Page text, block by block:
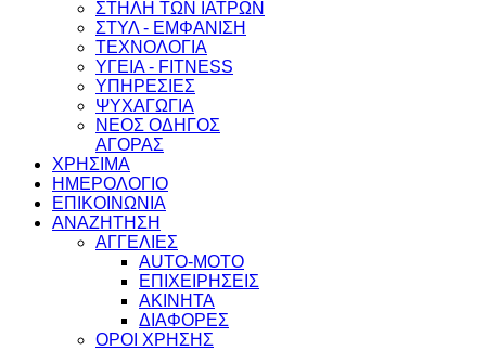
ΣΤΗΛΗ ΤΩΝ ΙΑΤΡΩΝ
ΣΤΥΛ - ΕΜΦΑΝΙΣΗ
ΤΕΧΝΟΛΟΓΙΑ
ΥΓΕΙΑ - FITNESS
ΥΠΗΡΕΣΙΕΣ
ΨΥΧΑΓΩΓΙΑ
ΝΕΟΣ ΟΔΗΓΟΣ
ΑΓΟΡΑΣ
ΧΡΗΣΙΜΑ
ΗΜΕΡΟΛΟΓΙΟ
ΕΠΙΚΟΙΝΩΝΙΑ
ΑΝΑΖΗΤΗΣΗ
ΑΓΓΕΛΙΕΣ
AUTO-MOTO
ΕΠΙΧΕΙΡΗΣΕΙΣ
ΑΚΙΝΗΤΑ
ΔΙΑΦΟΡΕΣ
ΟΡΟΙ ΧΡΗΣΗΣ